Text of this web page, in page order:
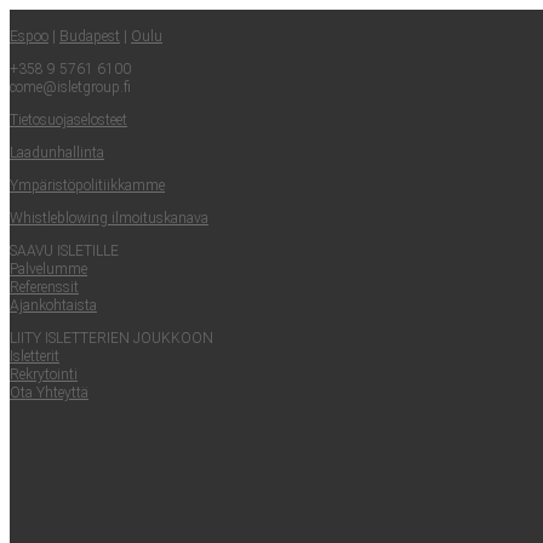
Espoo | Buda­pest | Oulu
+358 9 5761 6100
come@​isletgroup.​fi
Tie­to­suo­ja­se­los­teet
Laa­dun­hal­lin­ta
Ympä­ris­tö­po­li­tiik­kam­me
Whist­le­blowing ilmoituskanava
SAA­VU ISLETILLE
Pal­ve­lum­me
Refe­rens­sit
Ajan­koh­tais­ta
LII­TY ISLET­TE­RIEN JOUKKOON
Islet­te­rit
Rek­ry­toin­ti
Ota Yhteyt­tä